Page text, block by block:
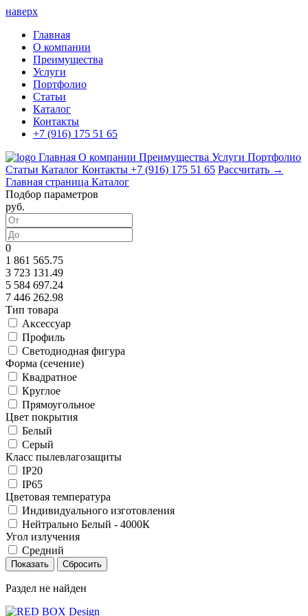
наверх
Главная
О компании
Преимущества
Услуги
Портфолио
Статьи
Каталог
Контакты
+7 (916) 175 51 65
Главная О компании Преимущества Услуги Портфолио
Статьи Каталог Контакты +7 (916) 175 51 65 Рассчитать →
Главная страница Каталог
Подбор параметров
руб.
0
1 861 565.75
3 723 131.49
5 584 697.24
7 446 262.98
Тип товара
Аксессуар
Профиль
Светодиодная фигура
Форма (сечение)
Квадратное
Круглое
Прямоугольное
Цвет покрытия
Белый
Серый
Класс пылевлагозащиты
IP20
IP65
Цветовая температура
Индивидуального изготовления
Нейтрально Белый - 4000К
Угол излучения
Средний
Раздел не найден